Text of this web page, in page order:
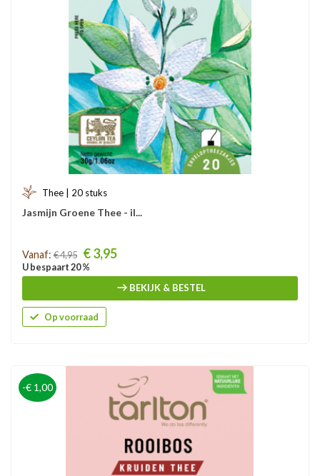
Thee | 20 stuks
Jasmijn Groene Thee - il...
Prijs
Vanaf: € 4,95 € 3,95
U bespaart 20 %
BEKIJK & BESTEL
Op voorraad
-€ 1,00